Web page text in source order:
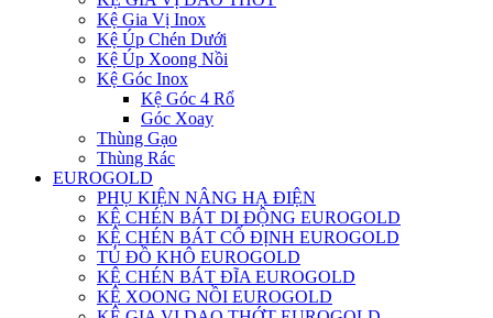
Kệ Gia Vị Inox
Kệ Úp Chén Dưới
Kệ Úp Xoong Nồi
Kệ Góc Inox
Kệ Góc 4 Rổ
Góc Xoay
Thùng Gạo
Thùng Rác
EUROGOLD
PHỤ KIỆN NÂNG HẠ ĐIỆN
KỆ CHÉN BÁT DI ĐỘNG EUROGOLD
KỆ CHÉN BÁT CỐ ĐỊNH EUROGOLD
TỦ ĐỒ KHÔ EUROGOLD
KỆ CHÉN BÁT ĐĨA EUROGOLD
KỆ XOONG NỒI EUROGOLD